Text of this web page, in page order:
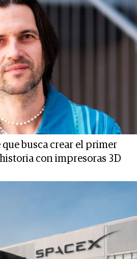
que busca crear el primer
con impresoras 3D